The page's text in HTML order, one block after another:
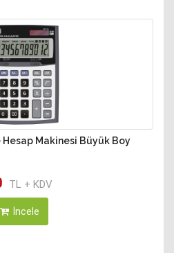
Hesap Makinesi Büyük Boy
TL + KDV
İncele